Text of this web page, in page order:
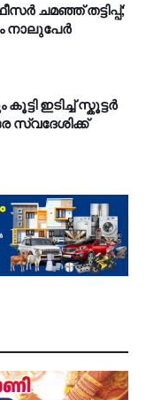
ചമഞ്ഞ് തട്ടിപ്പ്;
നാലുപേർ
ഇടിച്ച് സ്കൂട്ടർ
സ്വദേശിക്ക്